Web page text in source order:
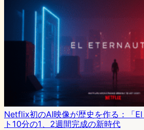
Netflix初のAI映像が歴史を作る：「
ト10分の1、2週間完成の新時代